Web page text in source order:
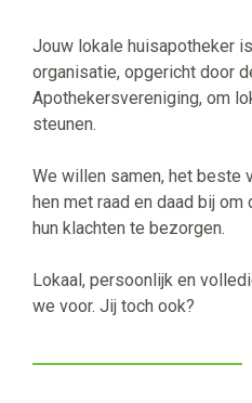
Jouw lokale huisapotheker
organisatie, opgericht door
Apothekersvereniging, om
steunen.
We willen samen, het beste
hen met raad en daad bij
hun klachten te bezorgen.
Lokaal, persoonlijk en
we voor. Jij toch ook?